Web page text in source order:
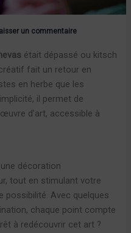
un commentaire
était dépassé ou kitsch
fait un retour en
en herbe que les
il permet de
d’art, accessible à
décoration
tout en stimulant votre
possibilité. Avec quelques
chaque point compte
à redécouvrir cet art ?